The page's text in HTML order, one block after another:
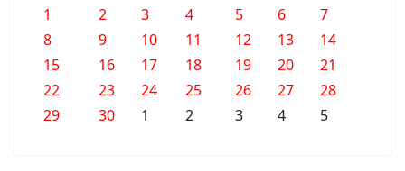
1
2 3 4 5 6
7
8
9 10 11 12 13
14
15
16 17 18 19 20
21
22
23 24 25 26 27
28
29
30 1 2 3 4 5